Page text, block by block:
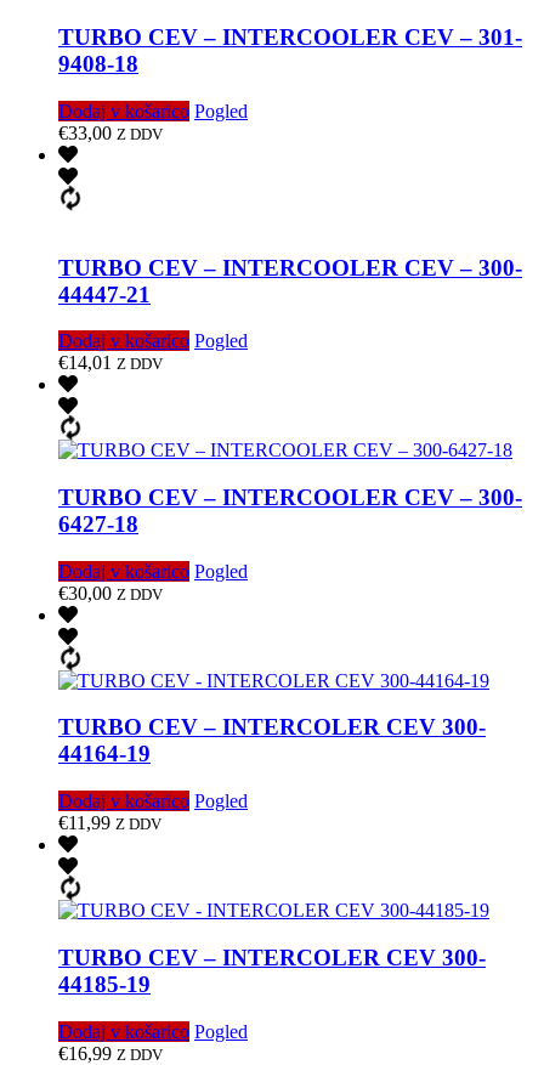
TURBO CEV – INTERCOOLER CEV – 301-
9408-18
Dodaj v košarico Pogled
€33,00 Z DDV
TURBO CEV – INTERCOOLER CEV – 300-
44447-21
Dodaj v košarico Pogled
€14,01 Z DDV
TURBO CEV – INTERCOOLER CEV – 300-
6427-18
Dodaj v košarico Pogled
€30,00 Z DDV
TURBO CEV – INTERCOLER CEV 300-
44164-19
Dodaj v košarico Pogled
€11,99 Z DDV
TURBO CEV – INTERCOLER CEV 300-
44185-19
Dodaj v košarico Pogled
€16,99 Z DDV